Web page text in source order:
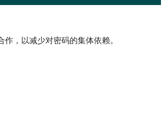
，以减少对密码的集体依赖。